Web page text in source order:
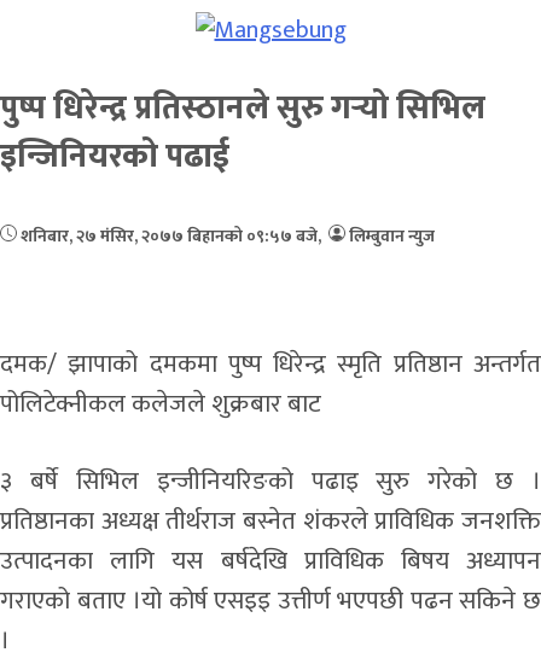
पुष्प धिरेन्द्र प्रतिस्ठानले सुरु गर्‍यो सिभिल
इन्जिनियरको पढाई
शनिबार, २७ मंसिर, २०७७बिहानको ०९:५७ बजे, लिम्बुवान न्युज
दमक/ झापाको दमकमा पुष्प धिरेन्द्र स्मृति प्रतिष्ठान अन्तर्गत
पोलिटेक्नीकल कलेजले शुक्रबार बाट
३ बर्षे सिभिल इन्जीनियरिङको पढाइ सुरु गरेको छ ।
प्रतिष्ठानका अध्यक्ष तीर्थराज बस्नेत शंकरले प्राविधिक जनशक्ति
उत्पादनका लागि यस बर्षदेखि प्राविधिक बिषय अध्यापन
गराएको बताए ।यो कोर्ष एसइइ उत्तीर्ण भएपछी पढन सकिने छ
।